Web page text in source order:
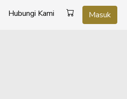
Hubungi Kami Masuk